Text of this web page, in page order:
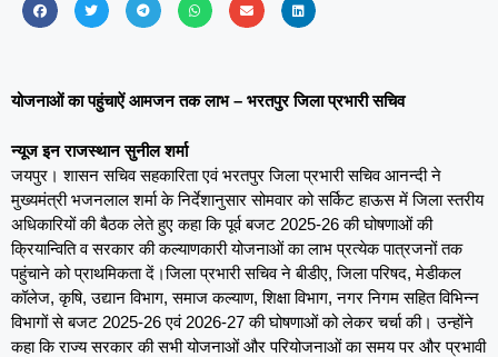
योजनाओं का पहुंचाऐं आमजन तक लाभ – भरतपुर जिला प्रभारी सचिव
न्यूज इन राजस्थान सुनील शर्मा
जयपुर। शासन सचिव सहकारिता एवं भरतपुर जिला प्रभारी सचिव आनन्दी ने
मुख्यमंत्री भजनलाल शर्मा के निर्देशानुसार सोमवार को सर्किट हाऊस में जिला स्तरीय
अधिकारियों की बैठक लेते हुए कहा कि पूर्व बजट 2025-26 की घोषणाओं की
क्रियान्विति व सरकार की कल्याणकारी योजनाओं का लाभ प्रत्येक पात्रजनों तक
पहुंचाने को प्राथमिकता दें।जिला प्रभारी सचिव ने बीडीए, जिला परिषद, मेडीकल
कॉलेज, कृषि, उद्यान विभाग, समाज कल्याण, शिक्षा विभाग, नगर निगम सहित विभिन्न
विभागों से बजट 2025-26 एवं 2026-27 की घोषणाओं को लेकर चर्चा की। उन्होंने
कहा कि राज्य सरकार की सभी योजनाओं और परियोजनाओं का समय पर और प्रभावी